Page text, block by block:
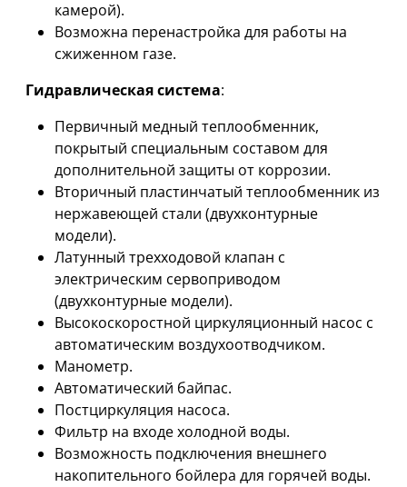
камерой).
Возможна перенастройка для работы на
сжиженном газе.
Гидравлическая система:
Первичный медный теплообменник,
покрытый специальным составом для
дополнительной защиты от коррозии.
Вторичный пластинчатый теплообменник из
нержавеющей стали (двухконтурные
модели).
Латунный трехходовой клапан с
электрическим сервоприводом
(двухконтурные модели).
Высокоскоростной циркуляционный насос с
автоматическим воздухоотводчиком.
Манометр.
Автоматический байпас.
Постциркуляция насоса.
Фильтр на входе холодной воды.
Возможность подключения внешнего
накопительного бойлера для горячей воды.